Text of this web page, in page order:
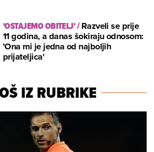
'OSTAJEMO OBITELJ'/Razveli se prije
11 godina, a danas šokiraju odnosom:
'Ona mi je jedna od najboljih
prijateljica'
IZ RUBRIKE